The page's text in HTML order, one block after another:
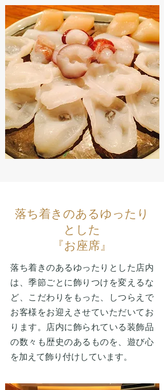
落ち着きのあるゆったり
とした
『お座席』
落ち着きのあるゆったりとした店内
は、季節ごとに飾りつけを変えるな
ど、こだわりをもった、しつらえで
お客様をお迎えさせていただいてお
ります。店内に飾られている装飾品
の数々も歴史のあるものを、遊び心
を加えて飾り付けしています。